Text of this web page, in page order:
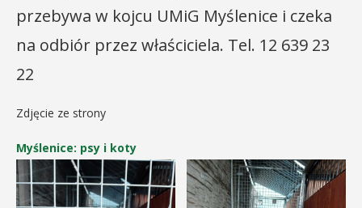
przebywa w kojcu UMiG Myślenice i czeka
na odbiór przez właściciela. Tel. 12 639 23
22
Zdjęcie ze strony
Myślenice: psy i koty